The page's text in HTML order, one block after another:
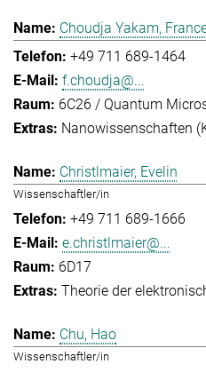
Choudja Yakam,
+49 711 689-1464
f.choudja@...
6C26 / Quantum
Nanowissenschaften
Christlmaier, Evelin
Wissenschaftler/in
+49 711 689-1666
e.christlmaier@...
6D17
Theorie der
Chu, Hao
Wissenschaftler/in